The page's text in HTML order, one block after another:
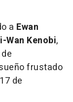
a Ewan
Wan Kenobi,
frustado
de